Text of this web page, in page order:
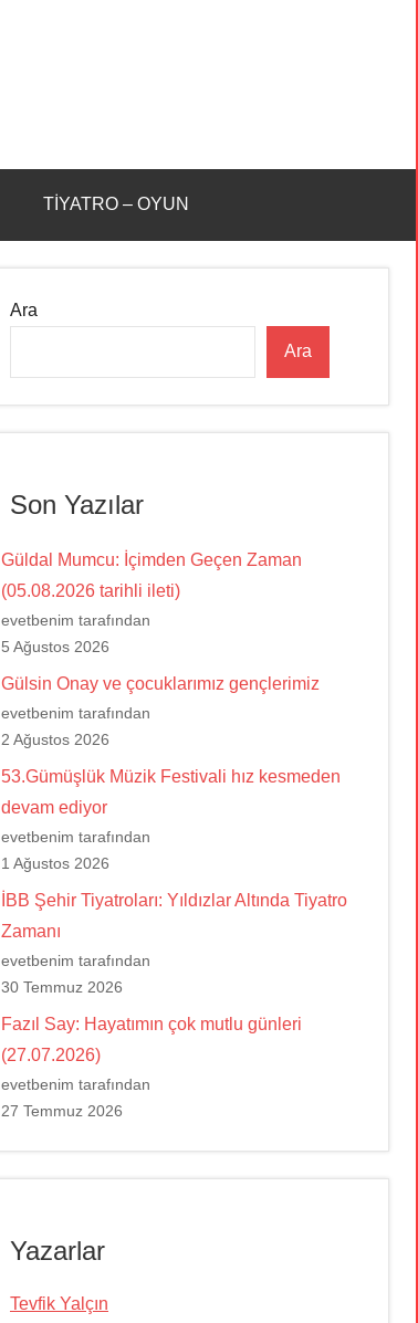
TİYATRO – OYUN
Ara
Ara
Son Yazılar
Güldal Mumcu: İçimden Geçen Zaman
(05.08.2026 tarihli ileti)
evetbenim tarafından
5 Ağustos 2026
Gülsin Onay ve çocuklarımız gençlerimiz
evetbenim tarafından
2 Ağustos 2026
53.Gümüşlük Müzik Festivali hız kesmeden
devam ediyor
evetbenim tarafından
1 Ağustos 2026
İBB Şehir Tiyatroları: Yıldızlar Altında Tiyatro
Zamanı
evetbenim tarafından
30 Temmuz 2026
Fazıl Say: Hayatımın çok mutlu günleri
(27.07.2026)
evetbenim tarafından
27 Temmuz 2026
Yazarlar
Tevfik Yalçın